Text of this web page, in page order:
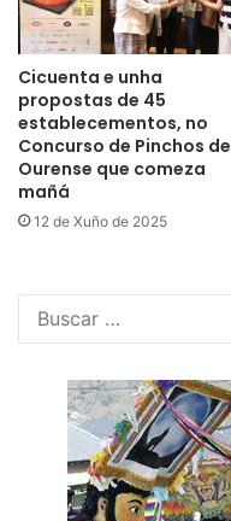
Cicuenta e unha
propostas de 45
establecementos, no
Concurso de Pinchos de
Ourense que comeza
mañá
12 de Xuño de 2025